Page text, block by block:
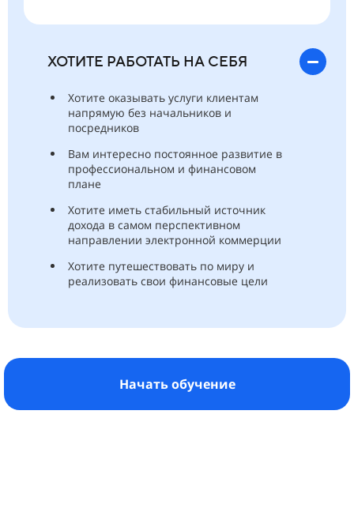
ХОТИТЕ РАБОТАТЬ НА СЕБЯ
Хотите оказывать услуги клиентам
напрямую без начальников и
посредников
Вам интересно постоянное развитие в
профессиональном и финансовом
плане
Хотите иметь стабильный источник
дохода в самом перспективном
направлении электронной коммерции
Хотите путешествовать по миру и
реализовать свои финансовые цели
Начать обучение